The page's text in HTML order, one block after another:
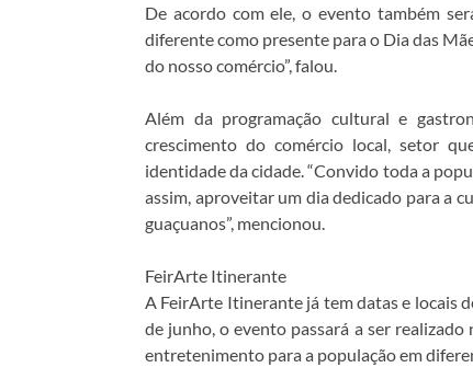
De acordo com ele, o evento também
diferente como presente para o Dia das
do nosso comércio”, falou.
Além da programação cultural e
crescimento do comércio local, setor
identidade da cidade. “Convido toda a
assim, aproveitar um dia dedicado para a
guaçuanos”, mencionou.
FeirArte Itinerante
A FeirArte Itinerante já tem datas e locais
de junho, o evento passará a ser
entretenimento para a população em